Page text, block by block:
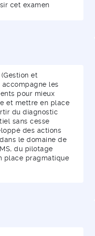
cet examen
et
accompagne les
pour mieux
et mettre en place
du diagnostic
sans cesse
des actions
le domaine de
du pilotage
place pragmatique